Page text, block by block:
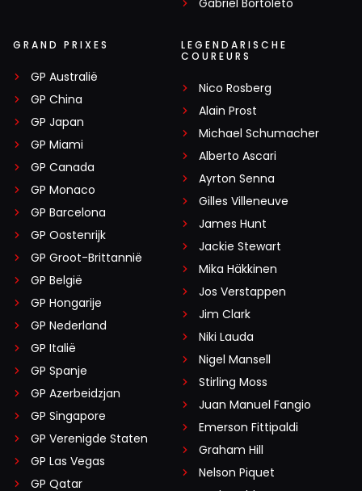
GRAND PRIXES
GP Australië
GP China
GP Japan
GP Miami
GP Canada
GP Monaco
GP Barcelona
GP Oostenrijk
GP Groot-Brittannië
GP België
GP Hongarije
GP Nederland
GP Italië
GP Spanje
GP Azerbeidzjan
GP Singapore
GP Verenigde Staten
GP Las Vegas
GP Qatar
LEGENDARISCHE
COUREURS
Nico Rosberg
Alain Prost
Michael Schumacher
Alberto Ascari
Ayrton Senna
Gilles Villeneuve
James Hunt
Jackie Stewart
Mika Häkkinen
Jos Verstappen
Jim Clark
Niki Lauda
Nigel Mansell
Stirling Moss
Juan Manuel Fangio
Emerson Fittipaldi
Graham Hill
Nelson Piquet